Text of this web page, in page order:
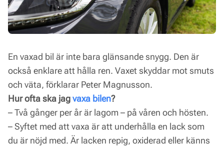
En vaxad bil är inte bara glänsande snygg. Den är
också enklare att hålla ren. Vaxet skyddar mot smuts
och väta, förklarar Peter Magnusson.
Hur ofta ska jagvaxa bilen?
– Två gånger per år är lagom – på våren och hösten.
– Syftet med att vaxa är att underhålla en lack som
du är nöjd med. Är lacken repig, oxiderad eller känns